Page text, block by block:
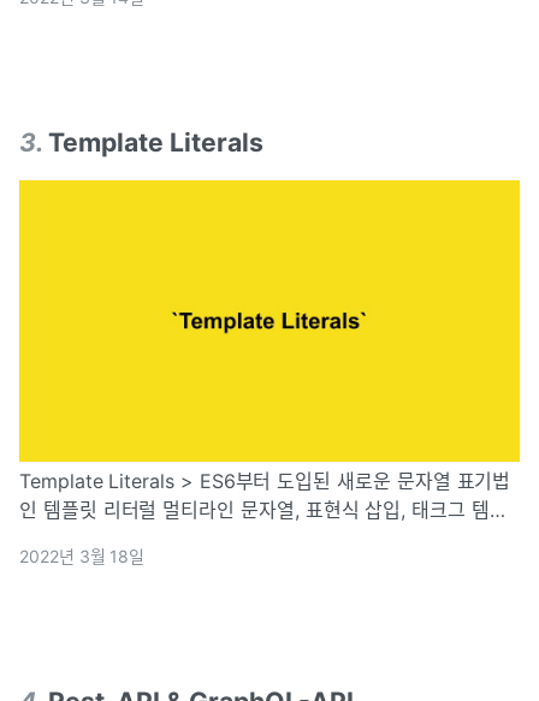
것을 갖고 올 수 있음.as 문법을 통해 이름을 임의로 설정 할
3. Template Literals
Template Literals > ES6부터 도입된 새로운 문자열 표기법
인 템플릿 리터럴 멀티라인 문자열, 표현식 삽입, 태크그 템플
자열로 변환되어 처리된다. `` 백틱 이라는 기호를 사용하여
2022년 3월 18일